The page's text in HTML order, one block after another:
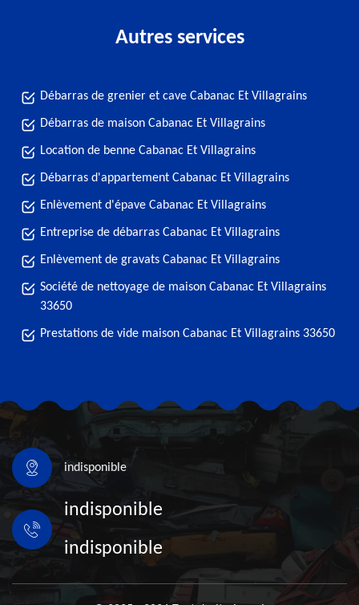
Autres services
Débarras de grenier et cave Cabanac Et Villagrains
Débarras de maison Cabanac Et Villagrains
Location de benne Cabanac Et Villagrains
Débarras d'appartement Cabanac Et Villagrains
Enlèvement d'épave Cabanac Et Villagrains
Entreprise de débarras Cabanac Et Villagrains
Enlèvement de gravats Cabanac Et Villagrains
Société de nettoyage de maison Cabanac Et Villagrains
33650
Prestations de vide maison Cabanac Et Villagrains 33650
indisponible
indisponible
indisponible